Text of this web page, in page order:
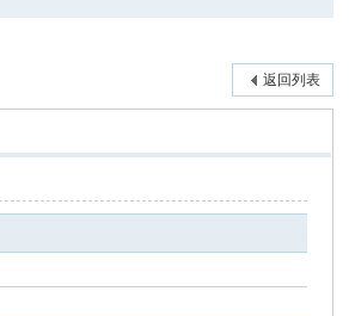
返回列表